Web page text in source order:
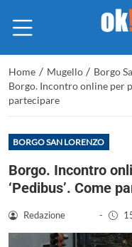
Home / Mugello / Borgo
Borgo. Incontro online per
partecipare
BORGO SAN LORENZO
Borgo. Incontro
‘Pedibus’. Come
Redazione -